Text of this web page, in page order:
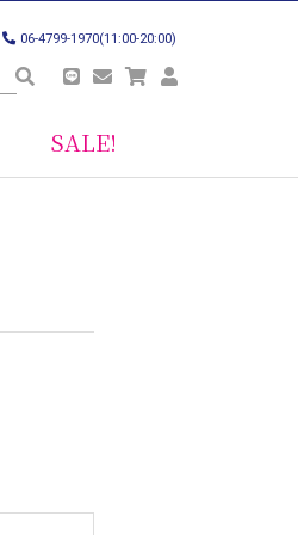
06-4799-1970(11:00-20:00)
SALE!